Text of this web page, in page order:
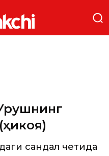
сандал четида